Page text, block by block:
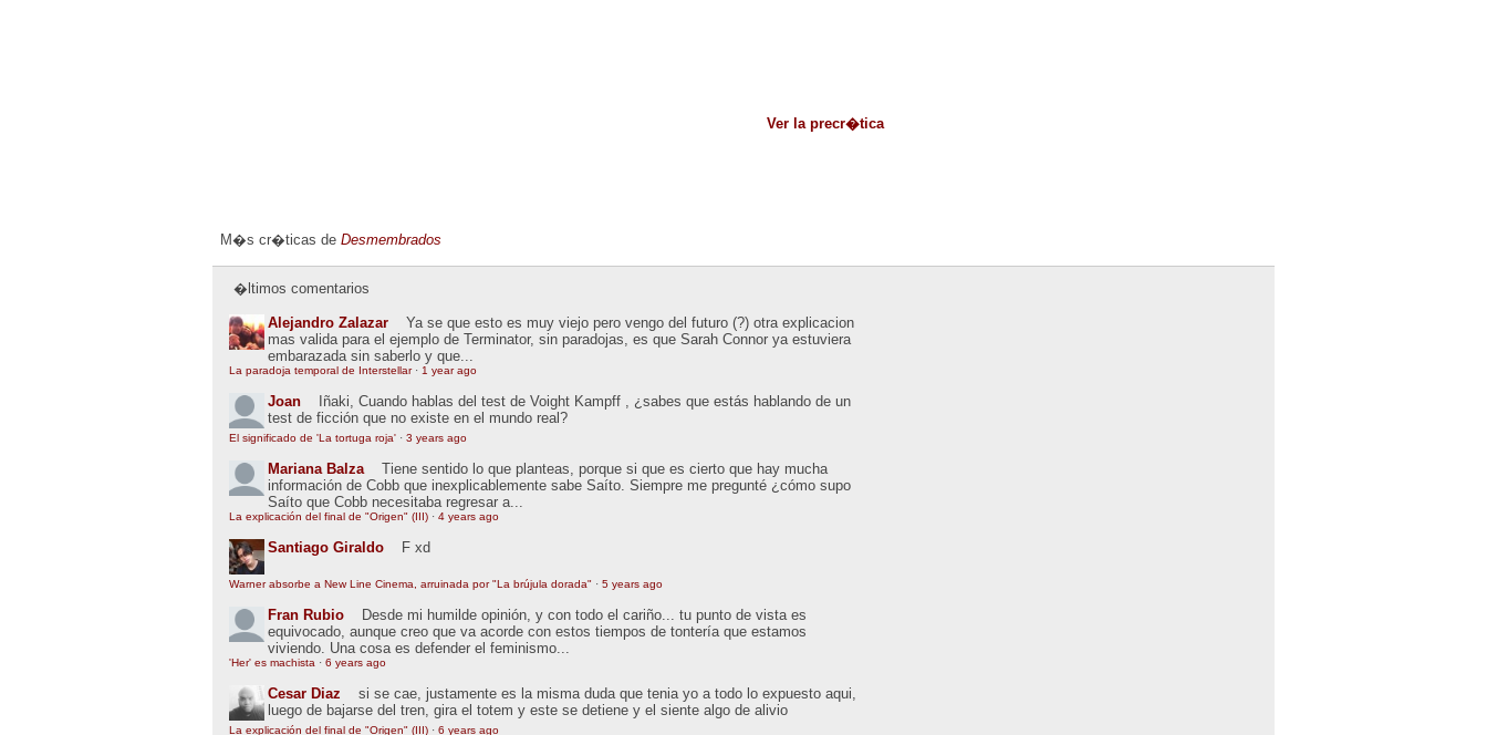
M�s cr�ticas de Desmembrados
Ver la precr�tica
�ltimos comentarios
Alejandro Zalazar
Ya se que esto es muy viejo pero vengo del futuro (?) otra explicacion
mas valida para el ejemplo de Terminator, sin paradojas, es que Sarah Connor ya estuviera
embarazada sin saberlo y que...
La paradoja temporal de Interstellar· 1 year ago
Joan
Iñaki, Cuando hablas del test de Voight Kampff , ¿sabes que estás hablando de un
test de ficción que no existe en el mundo real?
El significado de 'La tortuga roja' · 3 years ago
Mariana Balza
Tiene sentido lo que planteas, porque si que es cierto que hay mucha
información de Cobb que inexplicablemente sabe Saíto. Siempre me pregunté ¿cómo supo
Saíto que Cobb necesitaba regresar a...
La explicación del final de "Origen" (III) · 4 years ago
Santiago Giraldo F xd
Warner absorbe a New Line Cinema, arruinada por "La brújula dorada" · 5 years ago
Fran Rubio
Desde mi humilde opinión, y con todo el cariño... tu punto de vista es
equivocado, aunque creo que va acorde con estos tiempos de tontería que estamos
viviendo. Una cosa es defender el feminismo...
'Her' es machista · 6 years ago
Cesar Diaz
si se cae, justamente es la misma duda que tenia yo a todo lo expuesto aqui,
luego de bajarse del tren, gira el totem y este se detiene y el siente algo de alivio
La explicación del final de "Origen" (III) · 6 years ago